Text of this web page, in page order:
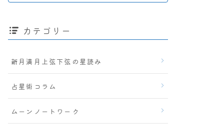
カテゴリー
新月満月上弦下弦の星読み
占星術コラム
ムーンノートワーク